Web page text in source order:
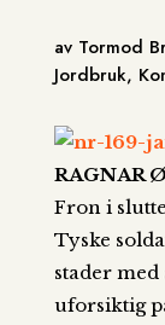
av Tormod
Jordbruk,
RAGNAR
Fron i
Tyske
stader
uforsiktig